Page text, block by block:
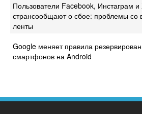
Пользователи Facebook, Инстаграм
странсообщают о сбое: проблемы со
ленты
Google меняет правила
смартфонов на Android